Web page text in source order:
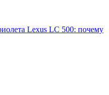
Lexus LC 500: почему